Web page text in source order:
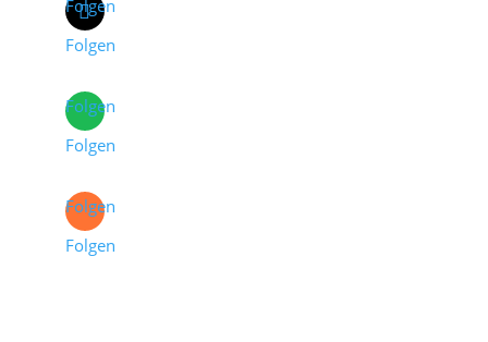
Folgen
Folgen
Folgen
Folgen
Folgen
Folgen